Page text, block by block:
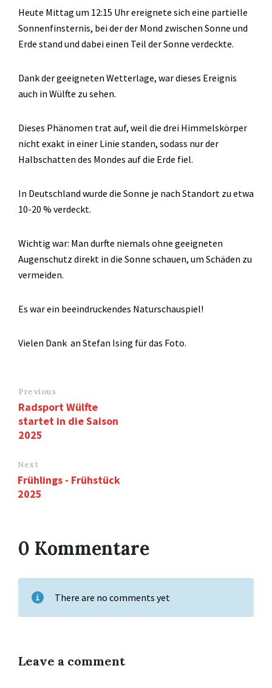
Heute Mittag um 12:15 Uhr ereignete sich eine partielle
Sonnenfinsternis, bei der der Mond zwischen Sonne und
Erde stand und dabei einen Teil der Sonne verdeckte.
Dank der geeigneten Wetterlage, war dieses Ereignis
auch in Wülfte zu sehen.
Dieses Phänomen trat auf, weil die drei Himmelskörper
nicht exakt in einer Linie standen, sodass nur der
Halbschatten des Mondes auf die Erde fiel.
In Deutschland wurde die Sonne je nach Standort zu etwa
10-20 % verdeckt.
Wichtig war: Man durfte niemals ohne geeigneten
Augenschutz direkt in die Sonne schauen, um Schäden zu
vermeiden.
Es war ein beeindruckendes Naturschauspiel!
Vielen Dank an Stefan Ising für das Foto.
Previous
Radsport Wülfte
startet in die Saison
2025
Next
Frühlings - Frühstück
2025
0 Kommentare
There are no comments yet
Leave a comment